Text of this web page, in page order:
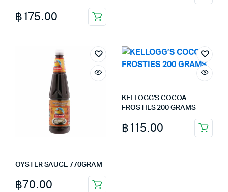
฿175.00
OYSTER SAUCE 770GRAM
฿70.00
KELLOGG’S COCOA
FROSTIES 200 GRAMS
฿115.00